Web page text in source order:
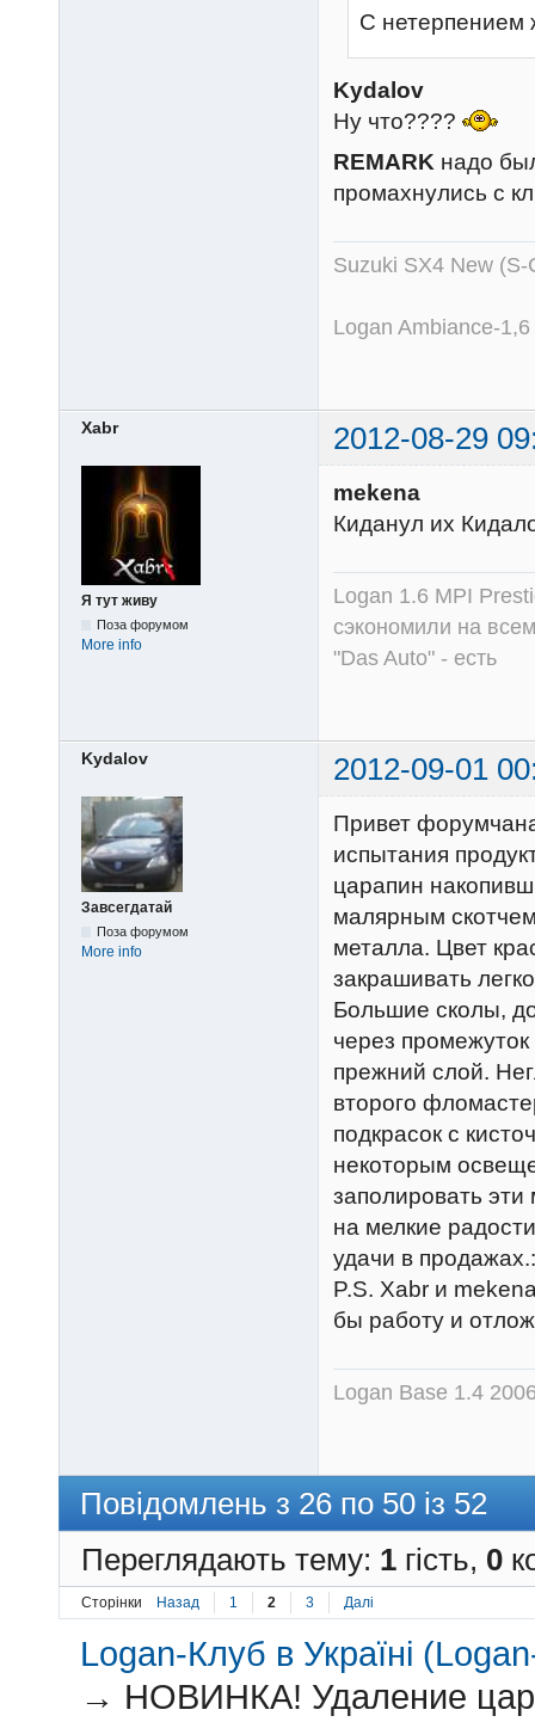
С нетерпением
Kydalov
Ну что????
REMARK надо
промахнулись с
Suzuki SX4 New (S-
Logan Ambiance-
Xabr 2012-08-29
Я тут живу
Поза форумом
More info
mekena
Киданул их
Logan 1.6 MPI
сэкономили на
"Das Auto" - есть
Kydalov 2012-09-01
Завсегдатай
Поза форумом
More info
Привет
испытания
царапин
малярным
металла. Цвет
закрашивать
Большие сколы,
через
прежний слой.
второго
подкрасок с
некоторым
заполировать
на мелкие
удачи в
P.S. Xabr и
бы работу и
Logan Base 1.4
Повідомлень з 26 по 50 із 52
Переглядають тему: 1 гість, 0
Сторінки Назад 1 2 3 Далі
Logan-Клуб в Україні
→ НОВИНКА! Удаление